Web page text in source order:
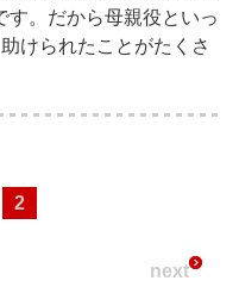
す。だから母親役といっ
けられたことがたくさ
2
next